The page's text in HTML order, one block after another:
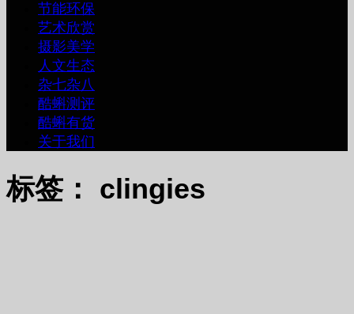
节能环保
艺术欣赏
摄影美学
人文生态
杂七杂八
酷蝌测评
酷蝌有货
关于我们
标签： clingies